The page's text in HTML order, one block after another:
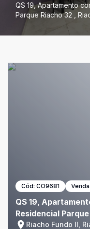
QS 19, Apartamento
Parque Riacho 32 ,
Cód: CO9681 Venda
QS 19,
Residencial
Riacho Fundo II,